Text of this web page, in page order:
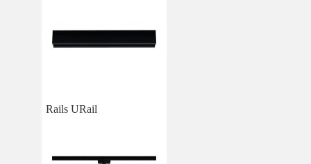
Rails URail